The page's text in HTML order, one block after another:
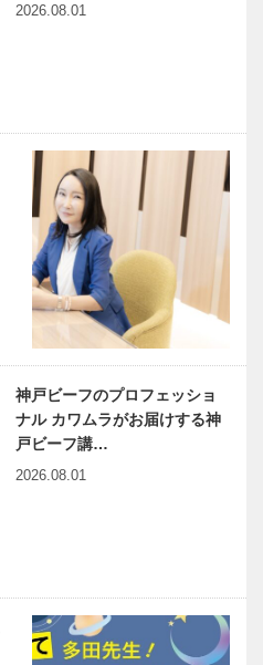
2026.08.01
神戸ビーフのプロフェッショ
ナル カワムラがお届けする神
戸ビーフ講…
2026.08.01